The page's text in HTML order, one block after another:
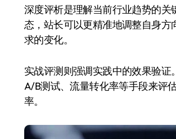
深度评析是理解当前行业趋势的
态，站长可以更精准地调整自身
求的变化。
实战评测则强调实践中的效果验
A/B测试、流量转化率等手段来评
率。